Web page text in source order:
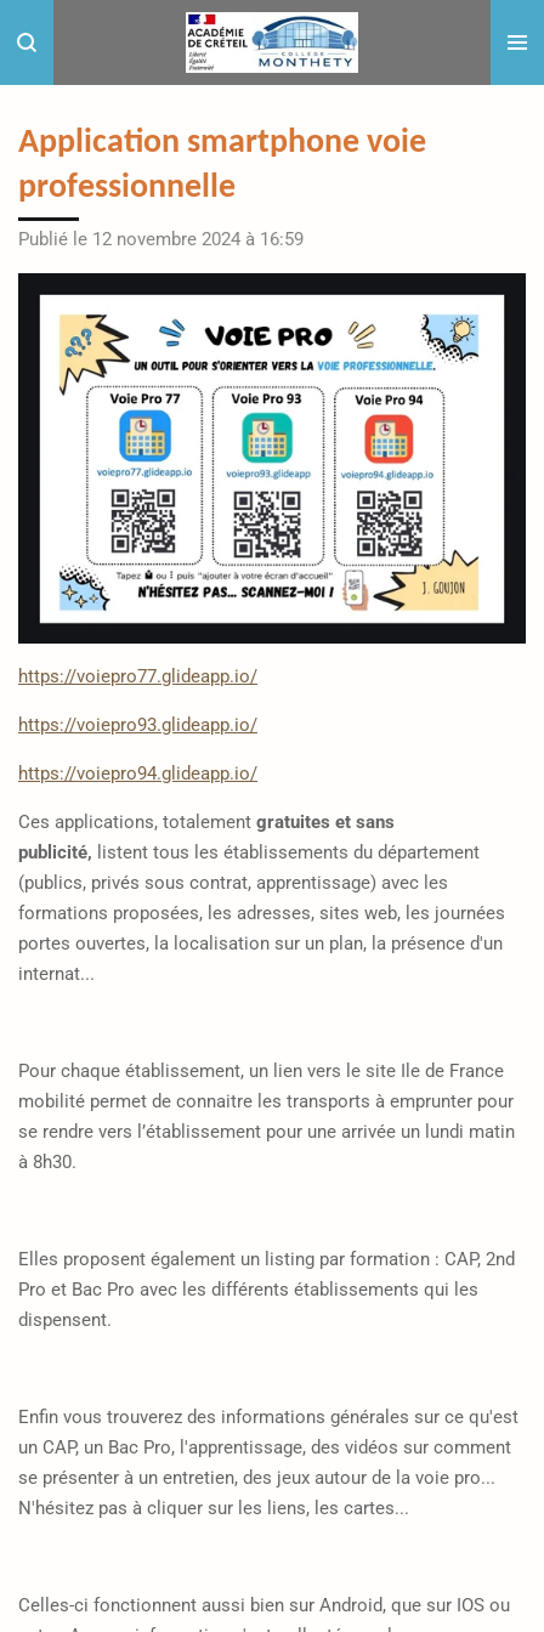
au
contenu
Application smartphone voie
professionnelle
Publié le 12 novembre 2024 à 16:59
https://voiepro77.glideapp.io/
https://voiepro93.glideapp.io/
https://voiepro94.glideapp.io/
Ces applications, totalement gratuites et sans
publicité, listent tous les établissements du département
(publics, privés sous contrat, apprentissage) avec les
formations proposées, les adresses, sites web, les journées
portes ouvertes, la localisation sur un plan, la présence d'un
internat...
Pour chaque établissement, un lien vers le site Ile de France
mobilité permet de connaitre les transports à emprunter pour
se rendre vers l’établissement pour une arrivée un lundi matin
à 8h30.
Elles proposent également un listing par formation : CAP, 2nd
Pro et Bac Pro avec les différents établissements qui les
dispensent.
Enfin vous trouverez des informations générales sur ce qu'est
un CAP, un Bac Pro, l'apprentissage, des vidéos sur comment
se présenter à un entretien, des jeux autour de la voie pro...
N'hésitez pas à cliquer sur les liens, les cartes...
Celles-ci fonctionnent aussi bien sur Android, que sur IOS ou